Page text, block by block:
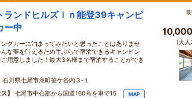
ランドヒルズｉｎ能登39キャンピ
ー中
グカーに泊まってみたいと思ったことはありませ
な夢を叶えるため手ぶらで宿泊できるキャンピン
用意しました！最大3名様まで宿泊することができ
石川県七尾市庵町笹ケ谷内３‐１
七尾市中心部から国道160号を車で15
MAP
最
(大